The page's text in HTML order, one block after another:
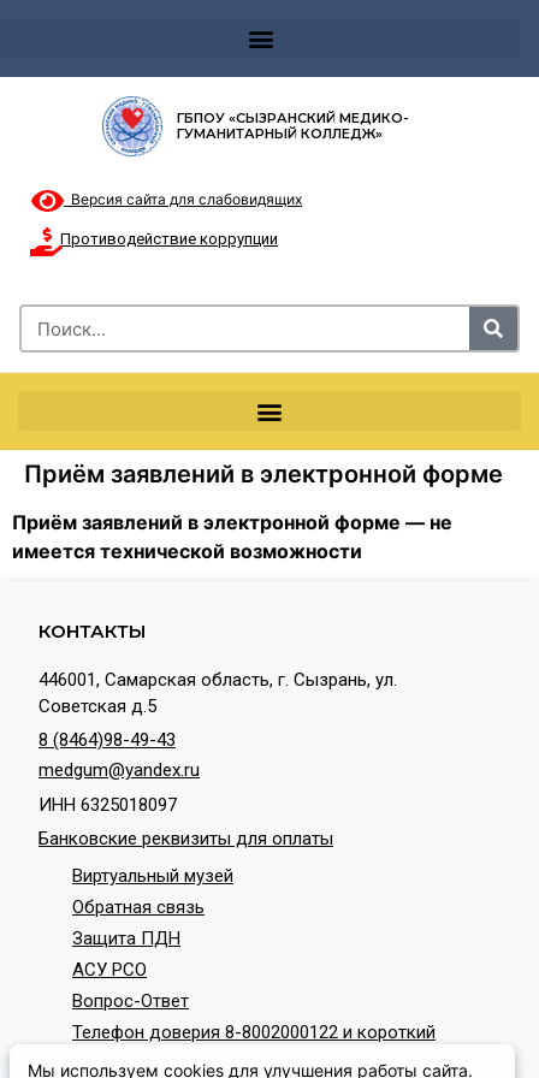
ГБПОУ «СЫЗРАНСКИЙ МЕДИКО-
ГУМАНИТАРНЫЙ КОЛЛЕДЖ»
Версия сайта для слабовидящих
Противодействие коррупции
Приём заявлений в электронной форме
Приём заявлений в электронной форме — не
имеется технической возможности
КОНТАКТЫ
446001, Самарская область, г. Сызрань, ул.
Советская д.5
8 (8464)98-49-43
medgum@yandex.ru
ИНН 6325018097
Банковские реквизиты для оплаты
Виртуальный музей
Обратная связь
Защита ПДН
АСУ РСО
Вопрос-Ответ
Телефон доверия 8-8002000122 и короткий
Мы используем cookies для улучшения работы сайта.